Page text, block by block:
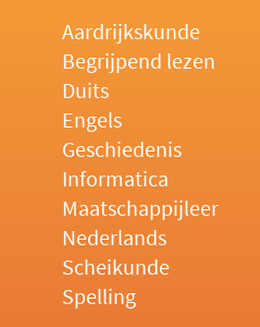
Aardrijkskunde
Begrijpend lezen
Duits
Engels
Geschiedenis
Informatica
Maatschappijleer
Nederlands
Scheikunde
Spelling